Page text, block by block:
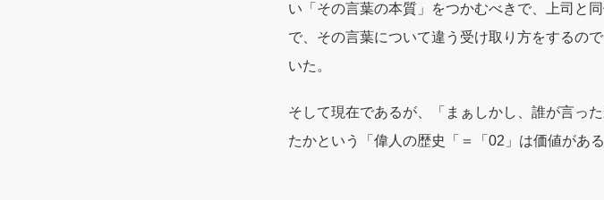
い「その言葉の本質」をつかむべきで、上司と
で、その言葉について違う受け取り方をするの
いた。
そして現在であるが、「まぁしかし、誰が言っ
たかという「偉人の歴史「＝「02」は価値がある